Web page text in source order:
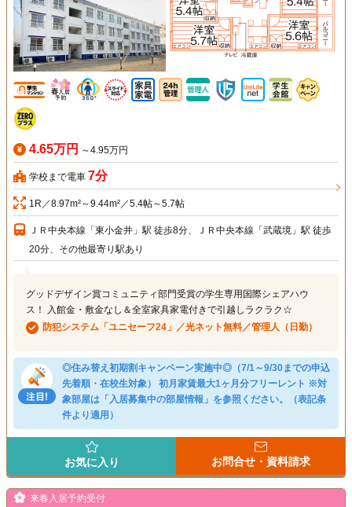
4.65万円 ～4.95万円
学校まで電車 7分
1R／8.97m²～9.44m²／5.4帖～5.7帖
ＪＲ中央本線「東小金井」駅 徒歩8分、ＪＲ中央本線「武蔵境」駅 徒歩
20分、その他最寄り駅あり
グッドデザイン賞コミュニティ部門受賞の学生専用国際シェアハウ
ス！ 入館金・敷金なし＆全室家具家電付きで引越しラクラク☆
防犯システム「ユニセーフ24」／光ネット無料／管理人（日勤）
◎住み替え初期割キャンペーン実施中◎（7/1～9/30までの申込
先着順・在校生対象） 初月家賃最大1ヶ月分フリーレント ※対
象部屋は「入居募集中の部屋情報」を参照ください。（表記条
件より適用）
お気に入り お問合せ・資料請求
来春入居予約受付